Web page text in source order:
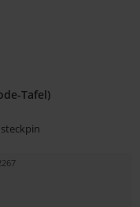
Tafel)